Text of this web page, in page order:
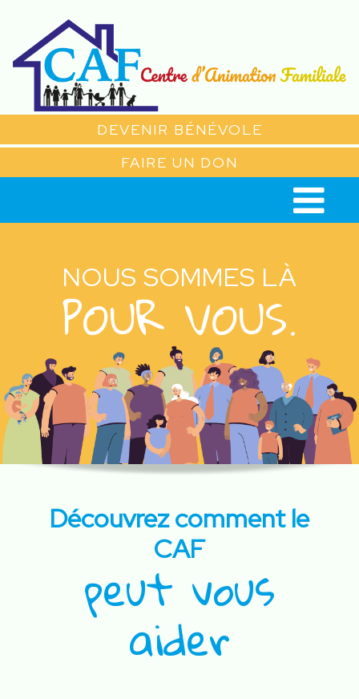
DEVENIR BÉNÉVOLE
FAIRE UN DON
NOUS SOMMES LÀ
POUR VOUS.
Découvrez comment le
CAF
peut vous
aider